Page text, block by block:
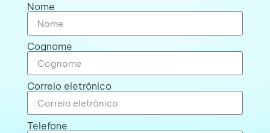
Nome
Cognome
Correio eletrônico
Telefone